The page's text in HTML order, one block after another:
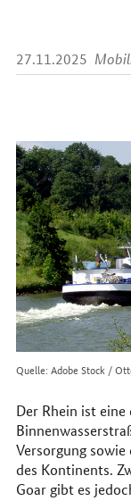
27.11.2025
uns
im
Internet
Quelle: Adobe Stock /
Der Rhein ist
Versorgung
des Kontinents.
Goar gibt es